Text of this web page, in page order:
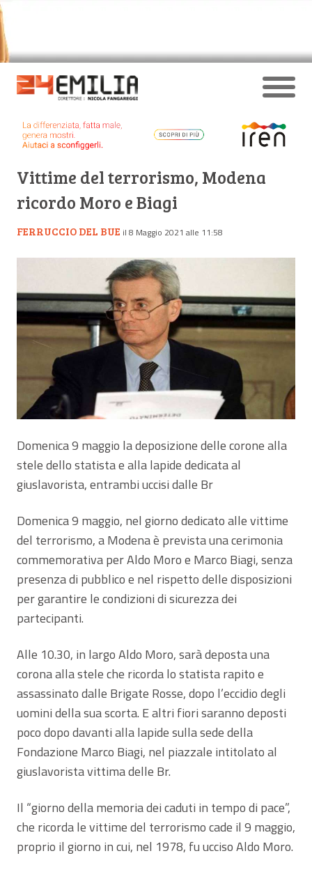
Vittime del terrorismo, Modena
ricordo Moro e Biagi
FERRUCCIO DEL BUE il 8 Maggio 2021 alle 11:58
Domenica 9 maggio la deposizione delle corone alla
stele dello statista e alla lapide dedicata al
giuslavorista, entrambi uccisi dalle Br
Domenica 9 maggio, nel giorno dedicato alle vittime
del terrorismo, a Modena è prevista una cerimonia
commemorativa per Aldo Moro e Marco Biagi, senza
presenza di pubblico e nel rispetto delle disposizioni
per garantire le condizioni di sicurezza dei
partecipanti.
Alle 10.30, in largo Aldo Moro, sarà deposta una
corona alla stele che ricorda lo statista rapito e
assassinato dalle Brigate Rosse, dopo l’eccidio degli
uomini della sua scorta. E altri fiori saranno deposti
poco dopo davanti alla lapide sulla sede della
Fondazione Marco Biagi, nel piazzale intitolato al
giuslavorista vittima delle Br.
Il “giorno della memoria dei caduti in tempo di pace”,
che ricorda le vittime del terrorismo cade il 9 maggio,
proprio il giorno in cui, nel 1978, fu ucciso Aldo Moro.